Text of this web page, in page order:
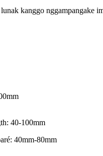
kanggo nggampangake
40-100mm
40mm-80mm